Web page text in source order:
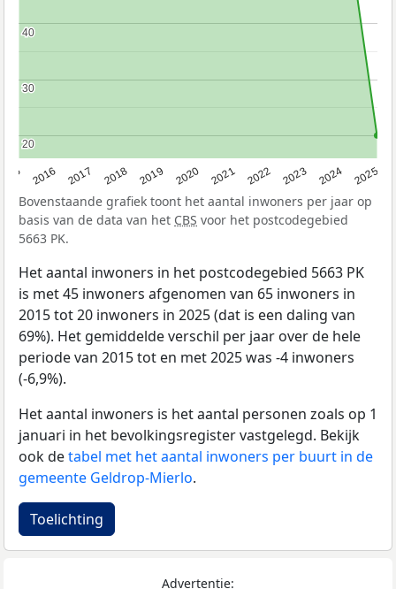
2016 2017 2018 2019 2020 2021 2022 2023 2024 2025
20
20
30
30
40
40
Bovenstaande grafiek toont het aantal inwoners per jaar op
basis van de data van het CBS voor het postcodegebied
5663 PK.
Het aantal inwoners in het postcodegebied 5663 PK
is met 45 inwoners afgenomen van 65 inwoners in
2015 tot 20 inwoners in 2025 (dat is een daling van
69%). Het gemiddelde verschil per jaar over de hele
periode van 2015 tot en met 2025 was -4 inwoners
(-6,9%).
Het aantal inwoners is het aantal personen zoals op 1
januari in het bevolkingsregister vastgelegd. Bekijk
ook detabel met het aantal inwoners per buurt in de
gemeente Geldrop-Mierlo.
Toelichting
Advertentie: